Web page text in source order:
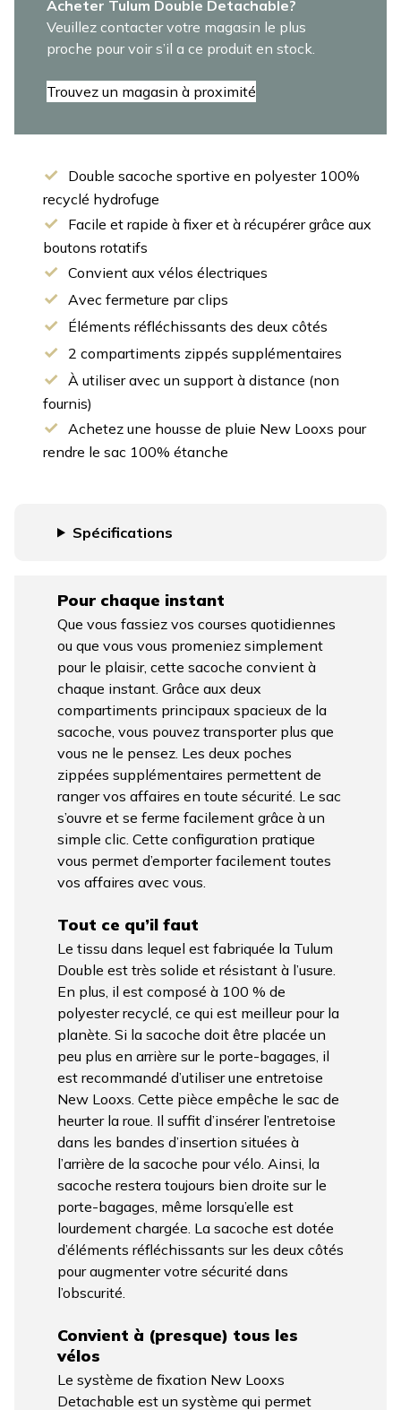
Acheter Tulum Double Detachable?
Veuillez contacter votre magasin le plus
proche pour voir s’il a ce produit en stock.
Trouvez un magasin à proximité
Double sacoche sportive en polyester 100%
recyclé hydrofuge
Facile et rapide à fixer et à récupérer grâce aux
boutons rotatifs
Convient aux vélos électriques
Avec fermeture par clips
Éléments réfléchissants des deux côtés
2 compartiments zippés supplémentaires
À utiliser avec un support à distance (non
fournis)
Achetez une housse de pluie New Looxs pour
rendre le sac 100% étanche
Spécifications
Pour chaque instant
Que vous fassiez vos courses quotidiennes
ou que vous vous promeniez simplement
pour le plaisir, cette sacoche convient à
chaque instant. Grâce aux deux
compartiments principaux spacieux de la
sacoche, vous pouvez transporter plus que
vous ne le pensez. Les deux poches
zippées supplémentaires permettent de
ranger vos affaires en toute sécurité. Le sac
s’ouvre et se ferme facilement grâce à un
simple clic. Cette configuration pratique
vous permet d’emporter facilement toutes
vos affaires avec vous.
Tout ce qu’il faut
Le tissu dans lequel est fabriquée la Tulum
Double est très solide et résistant à l’usure.
En plus, il est composé à 100 % de
polyester recyclé, ce qui est meilleur pour la
planète. Si la sacoche doit être placée un
peu plus en arrière sur le porte-bagages, il
est recommandé d’utiliser une entretoise
New Looxs. Cette pièce empêche le sac de
heurter la roue. Il suffit d’insérer l’entretoise
dans les bandes d’insertion situées à
l’arrière de la sacoche pour vélo. Ainsi, la
sacoche restera toujours bien droite sur le
porte-bagages, même lorsqu’elle est
lourdement chargée. La sacoche est dotée
d’éléments réfléchissants sur les deux côtés
pour augmenter votre sécurité dans
l’obscurité.
Convient à (presque) tous les
vélos
Le système de fixation New Looxs
Detachable est un système qui permet